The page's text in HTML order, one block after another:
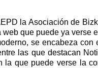
la Asociación de
que puede ya verse
se encabeza
las que destacan
que puede verse la